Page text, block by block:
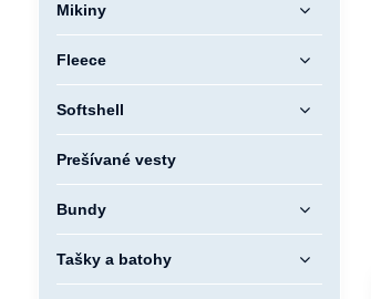
Mikiny
Fleece
Softshell
Prešívané vesty
Bundy
Tašky a batohy